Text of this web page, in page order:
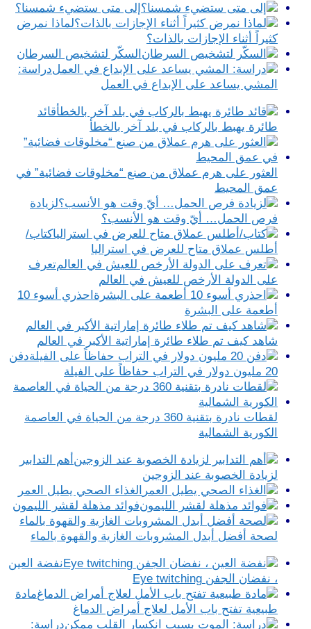
إلى متى ستضيء شمسنا؟
لماذا نمرض
كثيراً أثناء الإجازات بالذات؟
السكّر لتشخيص السرطان
دراسة:
المشي يساعد على الإبداع في العمل
قائد
طائرة يهبط بالركاب في بلد آخر بالخطأ
العثور على هرم عملاق من صنع “مخلوقات فضائية” في
عمق المحيط
لزيادة
فرص الحمل… أيّ وقت هو الأنسب؟
كتاب/
أطلس عملاق متاح للعرض في استراليا
تعرف
على الدولة الأرخص للعيش في العالم
احذري أسوء 10
أطعمة على البشرة
شاهد كيف تم طلاء طائرة إماراتية الأكبر في العالم
دفن
20 مليون دولار في التراب حفاظاً على الفيلة
لقطات نادرة بتقنية 360 درجة من الحياة في العاصمة
الكورية الشمالية
أهم التدابير
لزيادة الخصوبة عند الزوجين
الغذاء الصحي يطيل العمر
فوائد مذهلة لقشر الليمون
لصحة أفضل أبدل المشروبات الغازية والقهوة بالماء
نفضة العين
، نفضان الجفن Eye twitching
مادة
طبيعية تفتح باب الأمل لعلاج أمراض الدماغ
دراسة: